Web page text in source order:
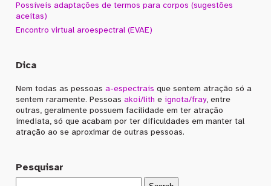
Possíveis adaptações de termos para corpos (sugestões
aceitas)
Encontro virtual aroespectral (EVAE)
Dica
Nem todas as pessoasa-espectrais que sentem atração só a
sentem raramente. Pessoasakoi/lith e ignota/fray, entre
outras, geralmente possuem facilidade em ter atração
imediata, só que acabam por ter dificuldades em manter tal
atração ao se aproximar de outras pessoas.
Pesquisar